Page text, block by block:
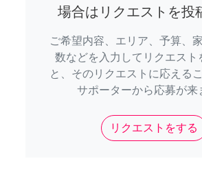
場合はリクエストを投
ご希望内容、エリア、予算、
数などを入力してリクエスト
と、そのリクエストに応える
サポーターから応募が来
リクエストをする